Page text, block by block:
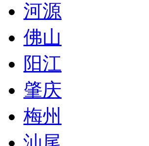
河源
佛山
阳江
肇庆
梅州